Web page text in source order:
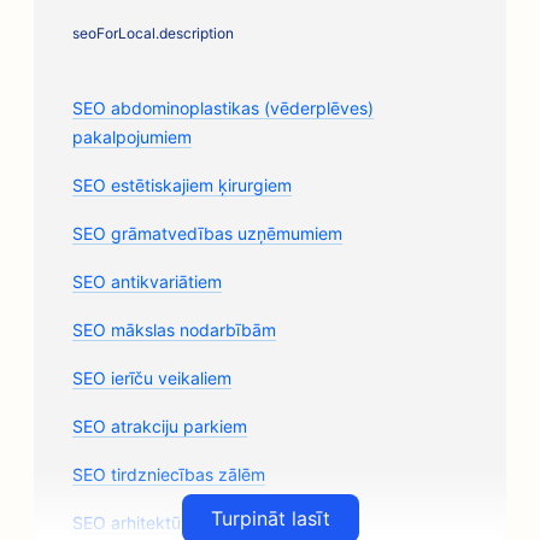
seoForLocal.description
SEO abdominoplastikas (vēderplēves)
pakalpojumiem
SEO estētiskajiem ķirurgiem
SEO grāmatvedības uzņēmumiem
SEO antikvariātiem
SEO mākslas nodarbībām
SEO ierīču veikaliem
SEO atrakciju parkiem
SEO tirdzniecības zālēm
SEO arhitektūras uzņēmumiem
Turpināt lasīt